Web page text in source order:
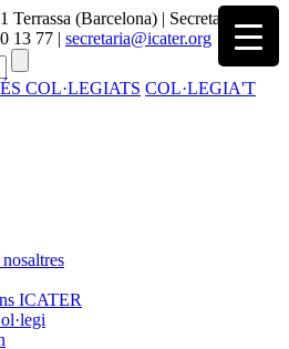
(Barcelona) | Secretaria 93
13 77 | secretaria@icater.org
COL·LEGIATS COL·LEGIA'T
ICATER